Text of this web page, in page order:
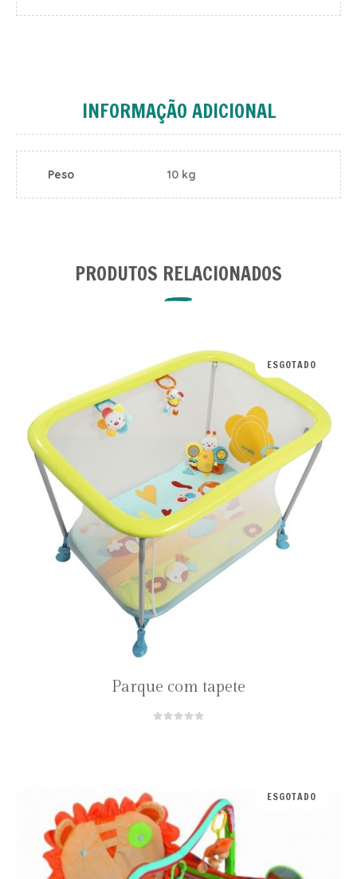
INFORMAÇÃO ADICIONAL
Peso 10 kg
PRODUTOS RELACIONADOS
ESGOTADO
Parque com tapete
ESGOTADO